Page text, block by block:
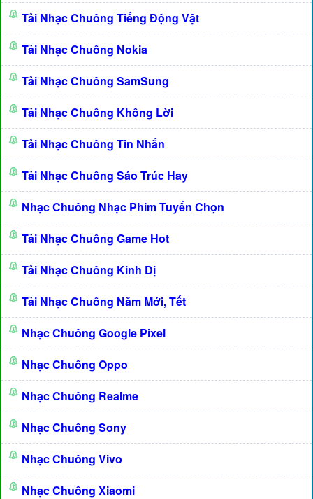
Tải Nhạc Chuông Tiếng Động Vật
Tải Nhạc Chuông Nokia
Tải Nhạc Chuông SamSung
Tải Nhạc Chuông Không Lời
Tải Nhạc Chuông Tin Nhắn
Tải Nhạc Chuông Sáo Trúc Hay
Nhạc Chuông Nhạc Phim Tuyển Chọn
Tải Nhạc Chuông Game Hot
Tải Nhạc Chuông Kinh Dị
Tải Nhạc Chuông Năm Mới, Tết
Nhạc Chuông Google Pixel
Nhạc Chuông Oppo
Nhạc Chuông Realme
Nhạc Chuông Sony
Nhạc Chuông Vivo
Nhạc Chuông Xiaomi